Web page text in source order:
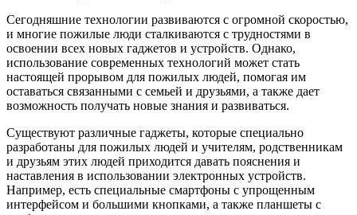
Сегодняшние технологии развиваются с огромной скоростью,
и многие пожилые люди сталкиваются с трудностями в
освоении всех новых гаджетов и устройств. Однако,
использование современных технологий может стать
настоящей прорывом для пожилых людей, помогая им
оставаться связанными с семьей и друзьями, а также дает
возможность получать новые знания и развиваться.
Существуют различные гаджеты, которые специально
разработаны для пожилых людей и учителям, родственникам
и друзьям этих людей приходится давать пояснения и
наставления в использовании электронных устройств.
Например, есть специальные смартфоны с упрощенным
интерфейсом и большими кнопками, а также планшеты с